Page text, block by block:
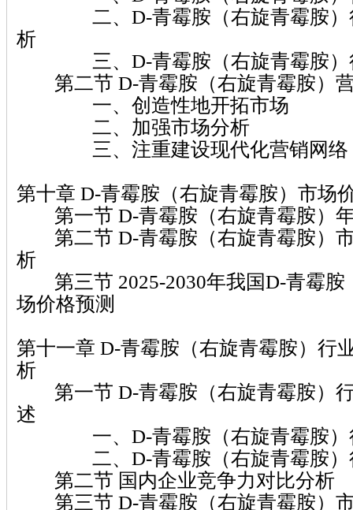
二、D-青霉胺（右旋青霉胺）
析
三、D-青霉胺（右旋青霉胺）
第二节 D-青霉胺（右旋青霉胺）
一、创造性地开拓市场
二、加强市场分析
三、注重建设现代化营销网络
第十章 D-青霉胺（右旋青霉胺）市场
第一节 D-青霉胺（右旋青霉胺）
第二节 D-青霉胺（右旋青霉胺）
析
第三节 2025-2030年我国D-青霉胺
场价格预测
第十一章 D-青霉胺（右旋青霉胺）行
析
第一节 D-青霉胺（右旋青霉胺）
述
一、D-青霉胺（右旋青霉胺）
二、D-青霉胺（右旋青霉胺）
第二节 国内企业竞争力对比分析
第三节 D-青霉胺（右旋青霉胺）